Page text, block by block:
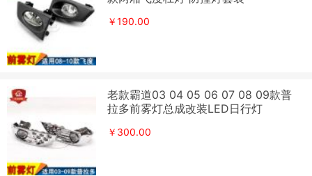
￥190.00
老款霸道03 04 05 06 07 08 09款普
拉多前雾灯总成改装LED日行灯
￥300.00